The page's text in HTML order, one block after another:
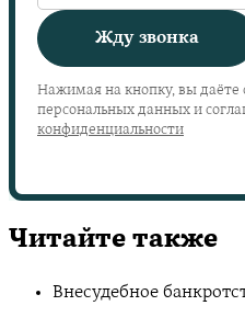
Жду звонка
Нажимая на кнопку, вы даёте
персональных данных и
конфиденциальности
Читайте также
Внесудебное